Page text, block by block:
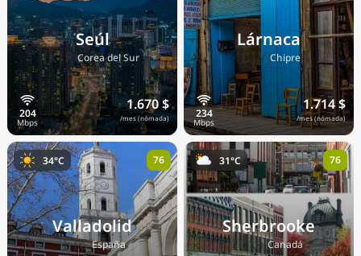
Seúl
🇰🇷Corea del Sur
1.670 $
/mes (nómada)
Lárnaca
🇨🇾Chipre
1.714 $
/mes (nómada)
Valladolid
🇪🇸España
34°C 76
Sherbrooke
🇨🇦Canadá
31°C 76